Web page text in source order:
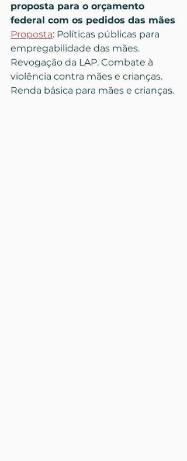
proposta para o orçamento
federal com os pedidos das mães
Proposta: Políticas públicas para
empregabilidade das mães.
Revogação da LAP. Combate à
violência contra mães e crianças.
Renda básica para mães e crianças.